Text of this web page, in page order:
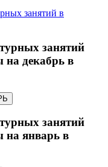
занятий в
занятий
на декабрь в
занятий
на январь в